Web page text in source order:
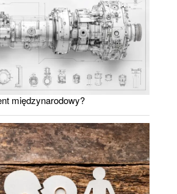
międzynarodowy?